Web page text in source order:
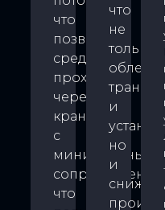
что
позволяет
среде
проходить
через
кран
с
минимальным
что
что
не
только
и
но
и
снижает